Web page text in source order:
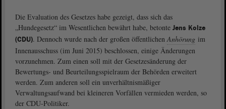
Die Evaluation des Gesetzes habe gezeigt, dass sich das
„Hundegesetz“ im Wesentlichen bewährt habe, betonte Jens Kolze
(CDU). Dennoch wurde nach der großen öffentlichenAnhörung im
Innenausschuss (im Juni 2015) beschlossen, einige Änderungen
vorzunehmen. Zum einen soll mit der Gesetzesänderung der
Bewertungs- und Beurteilungsspielraum der Behörden erweitert
werden. Zum anderen soll ein unverhältnismäßiger
Verwaltungsaufwand bei kleineren Vorfällen vermieden werden, so
der CDU-Politiker.